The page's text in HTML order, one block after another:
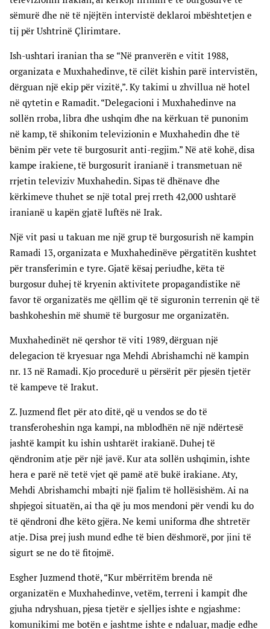
sëmurë dhe në të njëjtën intervistë deklaroi mbështetjen e
tij për Ushtrinë Çlirimtare.
Ish-ushtari iranian tha se “Në pranverën e vitit 1988,
organizata e Muxhahedinve, të cilët kishin parë intervistën,
dërguan një ekip për vizitë,”. Ky takimi u zhvillua në hotel
në qytetin e Ramadit. “Delegacioni i Muxhahedinve na
sollën rroba, libra dhe ushqim dhe na kërkuan të punonim
në kamp, të shikonim televizionin e Muxhahedin dhe të
bënim për vete të burgosurit anti-regjim.” Në atë kohë, disa
kampe irakiene, të burgosurit iranianë i transmetuan në
rrjetin televiziv Muxhahedin. Sipas të dhënave dhe
kërkimeve thuhet se një total prej rreth 42,000 ushtarë
iranianë u kapën gjatë luftës në Irak.
Një vit pasi u takuan me një grup të burgosurish në kampin
Ramadi 13, organizata e Muxhahedinëve përgatitën kushtet
për transferimin e tyre. Gjatë kësaj periudhe, këta të
burgosur duhej të kryenin aktivitete propagandistike në
favor të organizatës me qëllim që të siguronin terrenin që të
bashkoheshin më shumë të burgosur me organizatën.
Muxhahedinët në qershor të viti 1989, dërguan një
delegacion të kryesuar nga Mehdi Abrishamchi në kampin
nr. 13 në Ramadi. Kjo procedurë u përsërit për pjesën tjetër
të kampeve të Irakut.
Z. Juzmend flet për ato ditë, që u vendos se do të
transferoheshin nga kampi, na mblodhën në një ndërtesë
jashtë kampit ku ishin ushtarët irakianë. Duhej të
qëndronim atje për një javë. Kur ata sollën ushqimin, ishte
hera e parë në tetë vjet që pamë atë bukë irakiane. Aty,
Mehdi Abrishamchi mbajti një fjalim të hollësishëm. Ai na
shpjegoi situatën, ai tha që ju mos mendoni për vendi ku do
të qëndroni dhe këto gjëra. Ne kemi uniforma dhe shtretër
atje. Disa prej jush mund edhe të bien dëshmorë, por jini të
sigurt se ne do të fitojmë.
Esgher Juzmend thotë, “Kur mbërritëm brenda në
organizatën e Muxhahedinve, vetëm, terreni i kampit dhe
gjuha ndryshuan, pjesa tjetër e sjelljes ishte e ngjashme:
komunikimi me botën e jashtme ishte e ndaluar, madje edhe